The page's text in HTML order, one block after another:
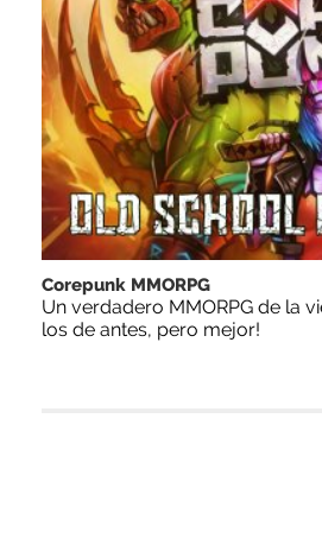
Corepunk MMORPG
Un verdadero MMORPG de la
los de antes, pero mejor!